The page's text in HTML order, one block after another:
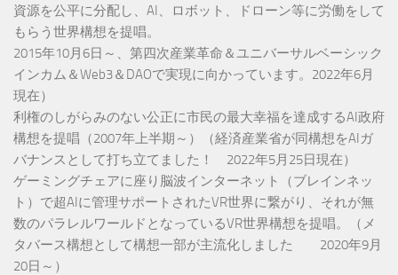
資源を公平に分配し、AI、ロボット、ドローン等に労働をして
もらう世界構想を提唱。
2015年10月6日～、第四次産業革命＆ユニバーサルベーシック
インカム＆Web3＆DAOで実現に向かっています。2022年6月
現在）
利権のしがらみのない公正に市民の最大幸福を達成するAI政府
構想を提唱（2007年上半期～）（経済産業省が同構想をAIガ
バナンスとして打ち立てました！ 2022年5月25日現在）
ゲーミングチェアに座り脳波インターネット（ブレインネッ
ト）で超AIに管理サポートされたVR世界に繋がり、それが無
数のパラレルワールドとなっているVR世界構想を提唱。（メ
タバース構想として構想一部が主流化しました 2020年9月
20日～）